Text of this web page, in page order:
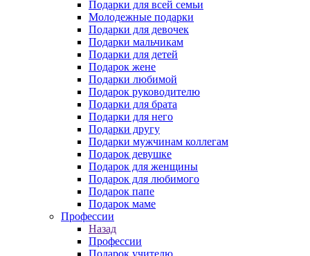
Подарки для всей семьи
Молодежные подарки
Подарки для девочек
Подарки мальчикам
Подарки для детей
Подарок жене
Подарки любимой
Подарок руководителю
Подарки для брата
Подарки для него
Подарки другу
Подарки мужчинам коллегам
Подарок девушке
Подарок для женщины
Подарок для любимого
Подарок папе
Подарок маме
Профессии
Назад
Профессии
Подарок учителю